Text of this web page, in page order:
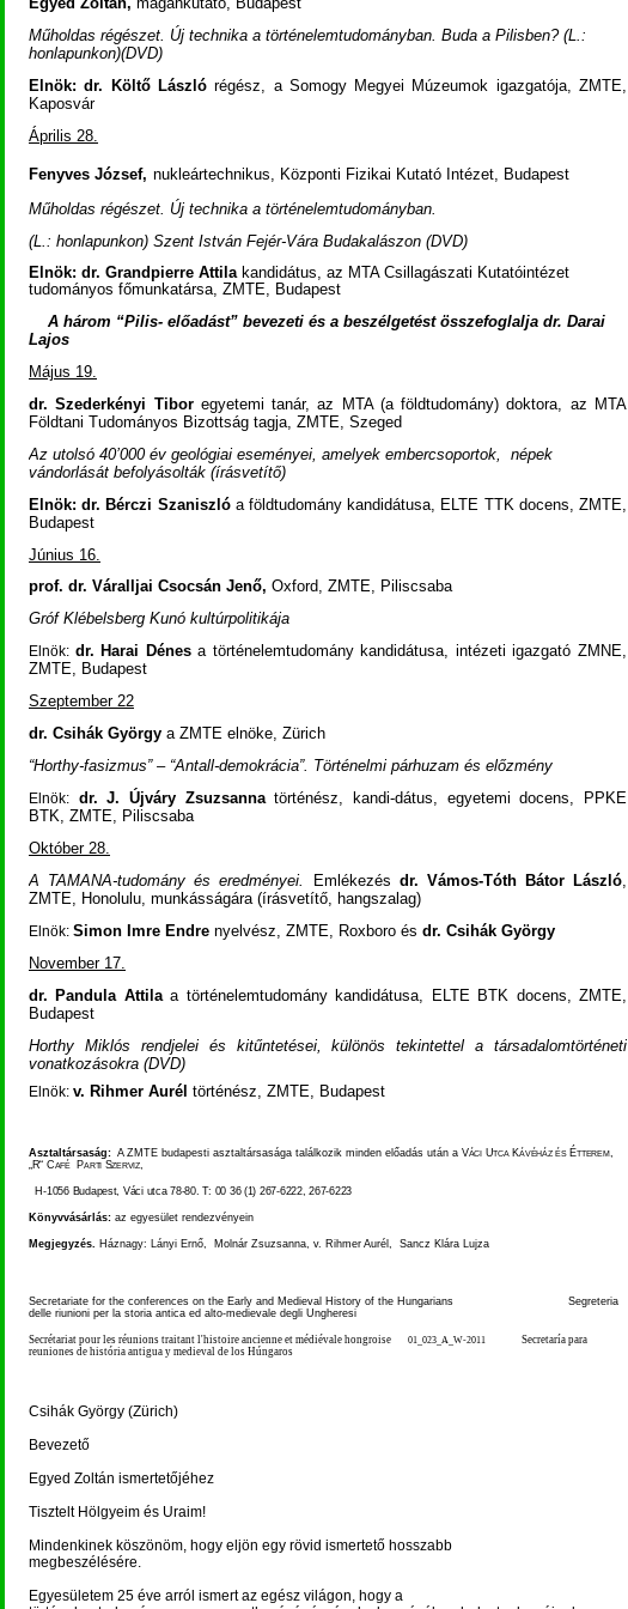
Műholdas régészet. Új technika a történelemtudományban. Buda a Pilisben? (L.:
honlapunkon)(DVD)
Elnök: dr. Költő Lászlórégész, a Somogy Megyei Múzeumok igazgatója, ZMTE,
Kaposvár
Április 28.
Fenyves József, nukleártechnikus, Központi Fizikai Kutató Intézet, Budapest
Műholdas régészet. Új technika a történelemtudományban.
(L.: honlapunkon) Szent István Fejér-Vára Budakalászon (DVD)
Elnök: dr. Grandpierre Attila kandidátus, az MTA Csillagászati Kutatóintézet
tudományos főmunkatársa, ZMTE, Budapest
A három “Pilis- előadást” bevezeti és a beszélgetést összefoglalja dr. Darai
Lajos
Május 19.
dr. Szederkényi Tiboregyetemi tanár, az MTA (a földtudomány) doktora, az MTA
Földtani Tudományos Bizottság tagja, ZMTE, Szeged
Az utolsó 40’000 év geológiai eseményei, amelyek embercsoportok,
népek
vándorlását befolyásolták (írásvetítő)
Elnök: dr. Bérczi Szaniszlóa földtudomány kandi­dátusa, ELTE TTK docens, ZMTE,
Budapest
Június 16.
prof. dr. Váralljai Csocsán Jenő, Oxford , ZMTE, Piliscsaba
Gróf Klébelsberg Kunó kultúrpolitikája
Elnök: dr. Harai Dénesa történelemtudomány kandidátusa, intézeti igazgató ZMNE,
ZMTE, Budapest
Szeptember 22
dr. Csihák György a ZMTE elnöke, Zürich
“Horthy-fasizmus” – “Antall-demokrácia”. Történelmi párhuzam és előzmény
Elnök: dr. J. Újváry Zsuzsannatörténész, kandi-dátus, egyetemi docens, PPKE
BTK, ZMTE, Piliscsaba
Október 28.
A TAMANA-tudomány és eredményei.
Emlékezés dr. Vámos-Tóth Bátor László
ZMTE, Honolulu, munkásságára (írásvetítő, hangszalag)
Elnök: Simon Imre Endre nyelvész, ZMTE, Roxboro és dr. Csihák György
November 17.
dr. Pandula Attilaa történelemtudomány kandidátusa, ELTE BTK docens, ZMTE,
Budapest
Horthy Miklós rendjelei és kitűntetései, különös tekintettel a társadalomtörténeti
vonatkozásokra (DVD)
Elnök: v. Rihmer Aurél történész, ZMTE, Budapest
Asztaltársaság: A ZMTE budapesti asztaltársasága találkozik minden előadás után a Váci Utca Kávéház és Étterem,
„R“ Café
Parti Szerviz,
H-1056 Budapest, Váci utca 78-80. T: 00 36 (1) 267-6222, 267-6223
Könyvvásárlás: az egyesület rendezvényein
Megjegyzés. Háznagy: Lányi Ernő, Molnár Zsuzsanna, v. Rihmer Aurél, Sancz Klára Lujza
Secretariate for the conferences on the Early and Medieval History of the Hungarians
Segreteria
delle riunioni per la storia antica ed alto-medievale degli Ungheresi
Secrétariat pour les réunions traitant l'histoire ancienne et médiévale hongroise 01_023_A_W-2011
Secretaría para
reuniones de história antigua y medieval de los Húngaros
Csihák György (Zürich)
Bevezető
Egyed Zoltán ismertetőjéhez
Tisztelt Hölgyeim és Uraim!
Mindenkinek köszönöm, hogy eljön egy rövid ismertető hosszabb
megbeszélésére.
Egyesületem 25 éve arról ismert az egész világon, hogy a